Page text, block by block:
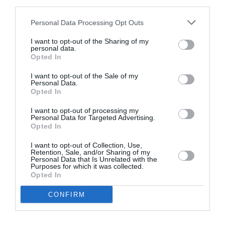
Personal Data Processing Opt Outs
I want to opt-out of the Sharing of my
personal data.
Opted In
I want to opt-out of the Sale of my
Personal Data.
Opted In
I want to opt-out of processing my
Personal Data for Targeted Advertising.
Opted In
I want to opt-out of Collection, Use,
Retention, Sale, and/or Sharing of my
Personal Data that Is Unrelated with the
Purposes for which it was collected.
Opted In
CONFIRM
Συγκέντρωση στην Καλαμάτα για
τα 10 χρόνια από τη δολοφονία του
Παύλου Φύσσα
06/09/2023 14:00
Συγκέντρωση - κάλεσμα των σωματείων για τη